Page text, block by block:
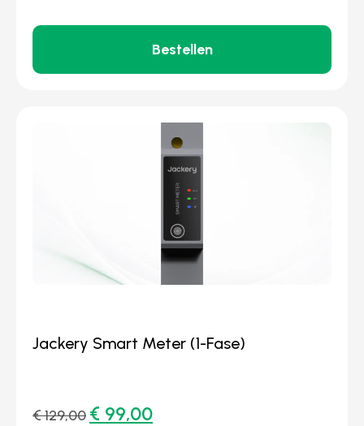
Bestellen
Jackery Smart Meter (1-Fase)
€129,00 € 99,00